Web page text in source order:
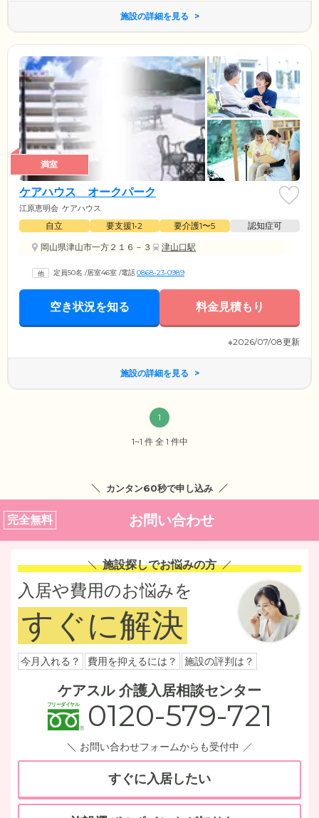
施設の詳細を見る
満室
ケアハウス オークパーク
江原恵明会 ケアハウス
自立 要支援1•2 要介護1〜5
認知症可
岡山県津山市一方２１６－３
津山口駅
定員50名 /居室46室 /電話0868-23-0989
空き状況を知る 料金見積もり
※2026/07/08更新
施設の詳細を見る
1
1~1 件 全 1 件中
カンタン60秒で申し込み
完全無料 お問い合わせ
施設探しでお悩みの方
入居や費用のお悩みを
すぐに解決
今月入れる？ 費用を抑えるには？ 施設の評判は？
ケアスル 介護入居相談センター
0120-579-721
お問い合わせフォームからも受付中
すぐに入居したい